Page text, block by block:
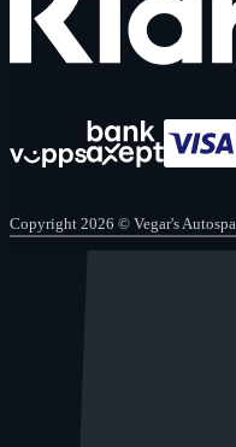
Copyright 2026 © Vegar's Autospa